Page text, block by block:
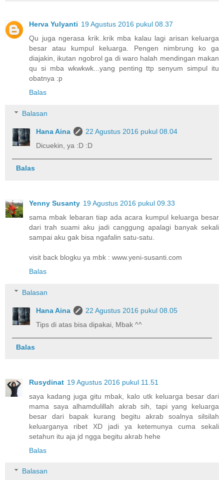
Herva Yulyanti 19 Agustus 2016 pukul 08.37
Qu juga ngerasa krik..krik mba kalau lagi arisan keluarga
besar atau kumpul keluarga. Pengen nimbrung ko ga
diajakin, ikutan ngobrol ga di waro halah mendingan makan
qu si mba wkwkwk...yang penting ttp senyum simpul itu
obatnya :p
Balas
Balasan
Hana Aina
22 Agustus 2016 pukul 08.04
Dicuekin, ya :D :D
Balas
Yenny Susanty 19 Agustus 2016 pukul 09.33
sama mbak lebaran tiap ada acara kumpul keluarga besar
dari trah suami aku jadi canggung apalagi banyak sekali
sampai aku gak bisa ngafalin satu-satu.
visit back blogku ya mbk : www.yeni-susanti.com
Balas
Balasan
Hana Aina
22 Agustus 2016 pukul 08.05
Tips di atas bisa dipakai, Mbak ^^
Balas
Rusydinat 19 Agustus 2016 pukul 11.51
saya kadang juga gitu mbak, kalo utk keluarga besar dari
mama saya alhamdulillah akrab sih, tapi yang keluarga
besar dari bapak kurang begitu akrab soalnya silsilah
keluarganya ribet XD jadi ya ketemunya cuma sekali
setahun itu aja jd ngga begitu akrab hehe
Balas
Balasan